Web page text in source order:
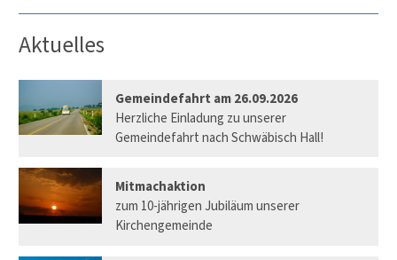
Aktuelles
Gemeindefahrt am 26.09.2026
Herzliche Einladung zu unserer
Gemeindefahrt nach Schwäbisch Hall!
Mitmachaktion
zum 10-jährigen Jubiläum unserer
Kirchengemeinde